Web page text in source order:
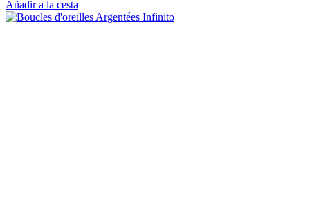
Añadir a la cesta